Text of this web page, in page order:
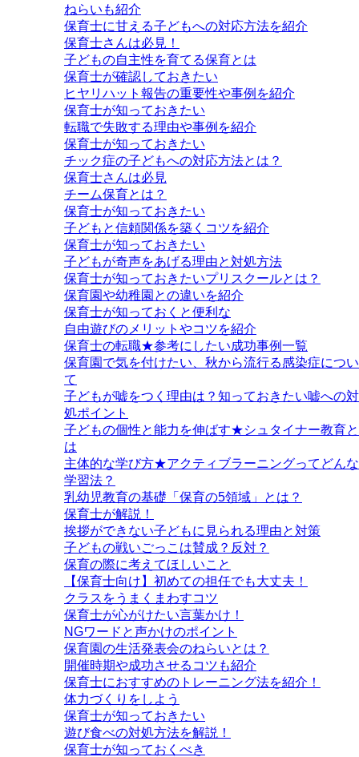
ねらいも紹介
保育士に甘える子どもへの対応方法を紹介
保育士さんは必見！
子どもの自主性を育てる保育とは
保育士が確認しておきたい
ヒヤリハット報告の重要性や事例を紹介
保育士が知っておきたい
転職で失敗する理由や事例を紹介
保育士が知っておきたい
チック症の子どもへの対応方法とは？
保育士さんは必見
チーム保育とは？
保育士が知っておきたい
子どもと信頼関係を築くコツを紹介
保育士が知っておきたい
子どもが奇声をあげる理由と対処方法
保育士が知っておきたいプリスクールとは？
保育園や幼稚園との違いを紹介
保育士が知っておくと便利な
自由遊びのメリットやコツを紹介
保育士の転職★参考にしたい成功事例一覧
保育園で気を付けたい、秋から流行る感染症につい
て
子どもが嘘をつく理由は？知っておきたい嘘への対
処ポイント
子どもの個性と能力を伸ばす★シュタイナー教育と
は
主体的な学び方★アクティブラーニングってどんな
学習法？
乳幼児教育の基礎「保育の5領域」とは？
保育士が解説！
挨拶ができない子どもに見られる理由と対策
子どもの戦いごっこは賛成？反対？
保育の際に考えてほしいこと
【保育士向け】初めての担任でも大丈夫！
クラスをうまくまわすコツ
保育士が心がけたい言葉かけ！
NGワードと声かけのポイント
保育園の生活発表会のねらいとは？
開催時期や成功させるコツも紹介
保育士におすすめのトレーニング法を紹介！
体力づくりをしよう
保育士が知っておきたい
遊び食べの対処方法を解説！
保育士が知っておくべき